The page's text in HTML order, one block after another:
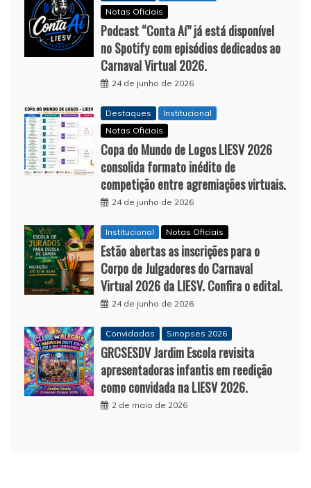
Notas Oficiais
Podcast “Conta Aí” já está disponível
no Spotify com episódios dedicados ao
Carnaval Virtual 2026.
24 de junho de 2026
Destaques
Institucional
Notas Oficiais
Copa do Mundo de Logos LIESV 2026
consolida formato inédito de
competição entre agremiações virtuais.
24 de junho de 2026
Institucional Notas Oficiais
Estão abertas as inscrições para o
Corpo de Julgadores do Carnaval
Virtual 2026 da LIESV. Confira o edital.
24 de junho de 2026
Convidadas Sinopses 2026
GRCSESDV Jardim Escola revisita
apresentadoras infantis em reedição
como convidada na LIESV 2026.
2 de maio de 2026